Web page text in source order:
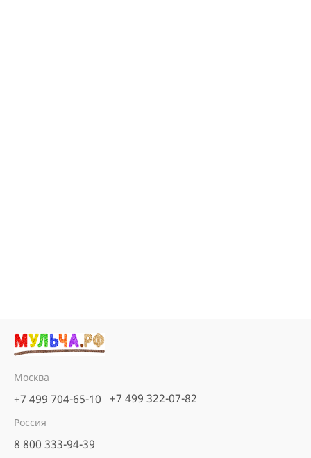
Москва
+7 499 704-65-10 +7 499 322-07-82
Россия
8 800 333-94-39